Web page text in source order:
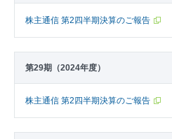
株主通信 第2四半期決算のご報告
第29期（2024年度）
株主通信 第2四半期決算のご報告